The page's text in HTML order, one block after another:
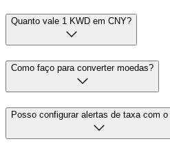
Quanto vale 1 KWD em CNY?
Como faço para converter moedas?
Posso configurar alertas de taxa com o